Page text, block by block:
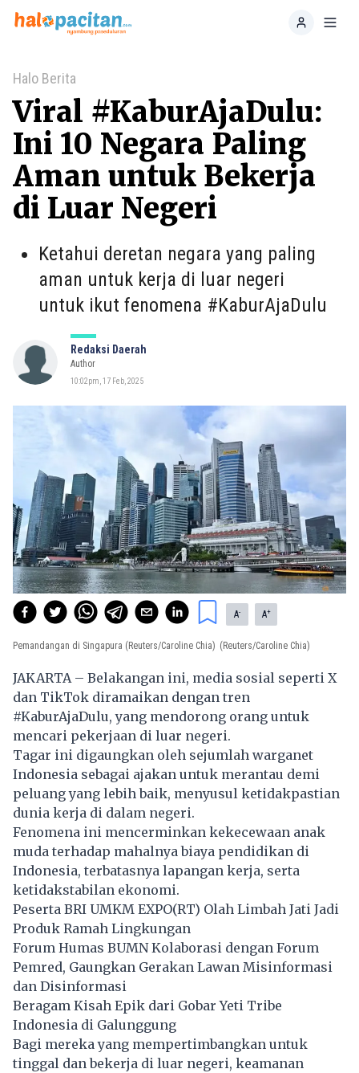
Home
Halo Berita
Viral #KaburAjaDulu:
Ini 10 Negara Paling
Aman untuk Bekerja
di Luar Negeri
Ketahui deretan negara yang paling
aman untuk kerja di luar negeri
untuk ikut fenomena #KaburAjaDulu
Redaksi Daerah
Author
10:02pm, 17 Feb, 2025
A- A+
Pemandangan di Singapura (Reuters/Caroline Chia) (Reuters/Caroline Chia)
JAKARTA – Belakangan ini, media sosial seperti X
dan TikTok diramaikan dengan tren
#KaburAjaDulu, yang mendorong orang untuk
mencari pekerjaan di luar negeri.
Tagar ini digaungkan oleh sejumlah warganet
Indonesia sebagai ajakan untuk merantau demi
peluang yang lebih baik, menyusul ketidakpastian
dunia kerja di dalam negeri.
Fenomena ini mencerminkan kekecewaan anak
muda terhadap mahalnya biaya pendidikan di
Indonesia, terbatasnya lapangan kerja, serta
ketidakstabilan ekonomi.
Peserta BRI UMKM EXPO(RT) Olah Limbah Jati Jadi
Produk Ramah Lingkungan
Forum Humas BUMN Kolaborasi dengan Forum
Pemred, Gaungkan Gerakan Lawan Misinformasi
dan Disinformasi
Beragam Kisah Epik dari Gobar Yeti Tribe
Indonesia di Galunggung
Bagi mereka yang mempertimbangkan untuk
tinggal dan bekerja di luar negeri, keamanan